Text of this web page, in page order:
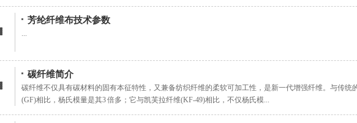
芳纶纤维布技术参数
...
碳纤维简介
碳纤维不仅具有碳材料的固有本征特性，又兼备纺织纤维的柔软可加工性，是新一代增强纤维。与传统
(GF)相比，杨氏模量是其3 倍多；它与凯芙拉纤维(KF-49)相比，不仅杨氏模...